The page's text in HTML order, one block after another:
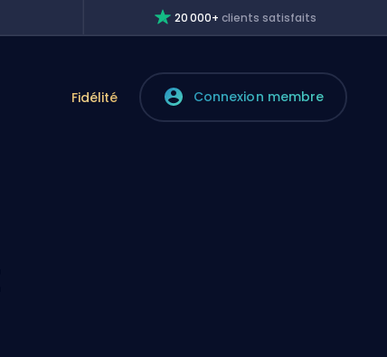
20 000+clients satisfaits
Fidélité Connexion membre